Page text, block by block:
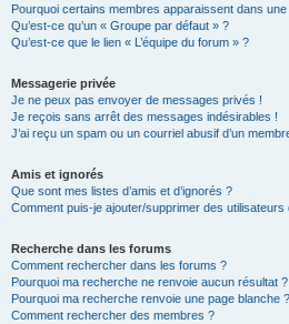
Pourquoi certains membres apparaissent dans
Qu’est-ce qu’un « Groupe par défaut » ?
Qu’est-ce que le lien « L’équipe du forum » ?
Messagerie privée
Je ne peux pas envoyer de messages privés !
Je reçois sans arrêt des messages indésirables !
J’ai reçu un spam ou un courriel abusif d’un
Amis et ignorés
Que sont mes listes d’amis et d’ignorés ?
Comment puis-je ajouter/supprimer des utilisateurs
Recherche dans les forums
Comment rechercher dans les forums ?
Pourquoi ma recherche ne renvoie aucun résultat ?
Pourquoi ma recherche renvoie une page blanche
Comment rechercher des membres ?